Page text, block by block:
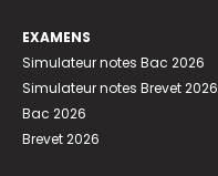
EXAMENS
Simulateur notes Bac 2026
Simulateur notes Brevet 2026
Bac 2026
Brevet 2026